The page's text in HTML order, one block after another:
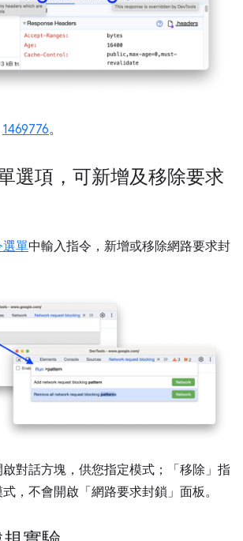
1469776。
選項，可新增及移除要求
選單中輸入指令，新增或移除網路要求封
對話方塊，供您指定模式；「移除」 指
，不會開啟「網路要求封鎖」 面板。